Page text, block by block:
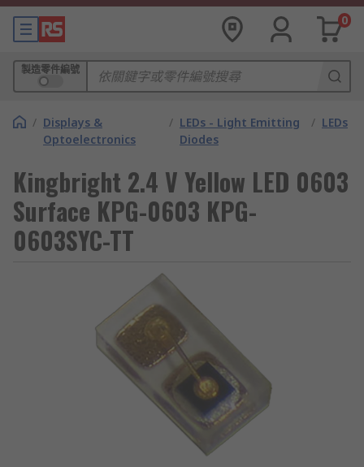
0
製造零件編號
/ Displays &
Optoelectronics
/ LEDs - Light Emitting
Diodes
/ LEDs
Kingbright 2.4 V Yellow LED 0603
Surface KPG-0603 KPG-
0603SYC-TT